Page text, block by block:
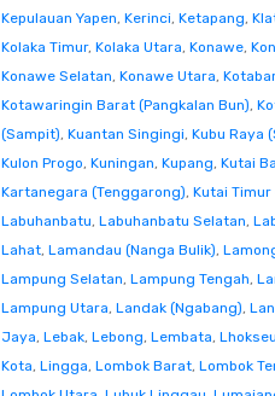
Kepulauan Yapen, Kerinci, Ketapang,
Kolaka Timur, Kolaka Utara, Konawe,
Konawe Selatan, Konawe Utara,
Kotawaringin Barat (Pangkalan Bun),
(Sampit), Kuantan Singingi, Kubu Raya
Kulon Progo, Kuningan, Kupang, Kutai
Kartanegara (Tenggarong), Kutai
Labuhanbatu, Labuhanbatu Selatan,
Lahat, Lamandau (Nanga Bulik),
Lampung Selatan, Lampung Tengah,
Lampung Utara, Landak (Ngabang),
Jaya, Lebak, Lebong, Lembata,
Kota, Lingga, Lombok Barat, Lombok